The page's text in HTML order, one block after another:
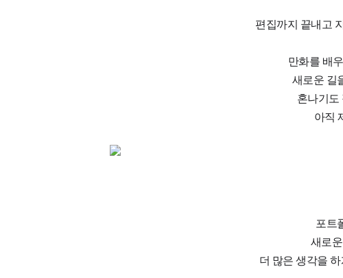
편집까지 끝내고
만화를 배
새로운 길
혼나기도
아직
포트
새로
더 많은 생각을